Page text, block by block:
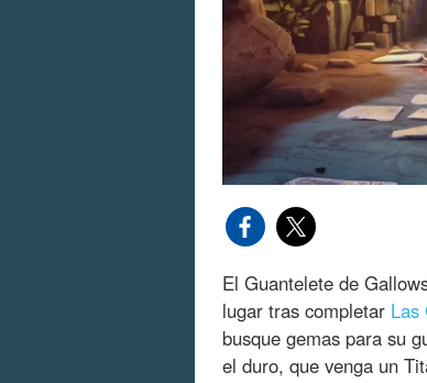
El Guantelete de
lugar tras completar Las
busque gemas para su
el duro, que venga un